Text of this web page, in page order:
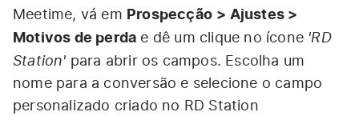
Meetime, vá em Prospecção > Ajustes >
Motivos de perda e dê um clique no ícone 'RD
Station' para abrir os campos. Escolha um
nome para a conversão e selecione o campo
personalizado criado no RD Station